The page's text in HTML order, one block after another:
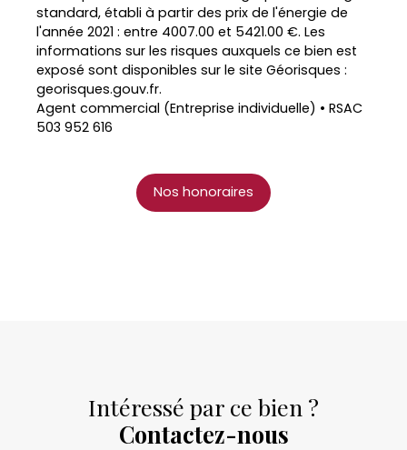
standard, établi à partir des prix de l'énergie de
l'année 2021 : entre 4007.00 et 5421.00 €. Les
informations sur les risques auxquels ce bien est
exposé sont disponibles sur le site Géorisques :
georisques.gouv.fr.
Agent commercial (Entreprise individuelle) • RSAC
503 952 616
Nos honoraires
Intéressé par ce bien ?
Contactez-nous